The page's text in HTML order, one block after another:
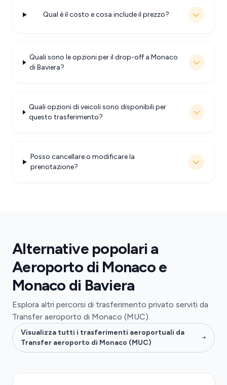
Qual è il costo e cosa include il prezzo?
Quali sono le opzioni per il drop-off a Monaco
di Baviera?
Quali opzioni di veicoli sono disponibili per
questo trasferimento?
Posso cancellare o modificare la
prenotazione?
Alternative popolari a
Aeroporto di Monaco e
Monaco di Baviera
Esplora altri percorsi di trasferimento privato serviti da
Transfer aeroporto di Monaco (MUC).
Visualizza tutti i trasferimenti aeroportuali da
Transfer aeroporto di Monaco (MUC)